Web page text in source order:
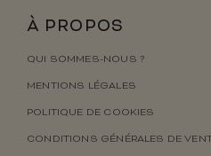
À PROPOS
QUI SOMMES-NOUS ?
MENTIONS LÉGALES
POLITIQUE DE COOKIES
CONDITIONS GÉNÉRALES DE